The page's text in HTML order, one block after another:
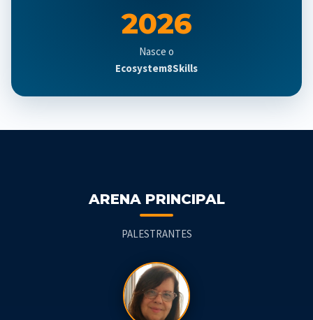
2026
Nasce o
Ecosystem8Skills
ARENA PRINCIPAL
PALESTRANTES